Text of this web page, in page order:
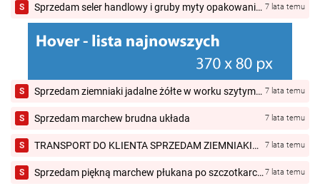
S
Sprzedam seler handlowy i gruby myty opakowanie 7 lata temu
S
Sprzedam ziemniaki jadalne żółte w worku szytym
7 lata temu
S Sprzedam marchew brudna układa 7 lata temu
S
TRANSPORT DO KLIENTA SPRZEDAM ZIEMNIAKI
VINETA , SORAYA , JELLY , COLOMBA , MELODY ,
RIVIERA , LAURA...
7 lata temu
S
Sprzedam piękną marchew płukana po szczotkarce 7 lata temu